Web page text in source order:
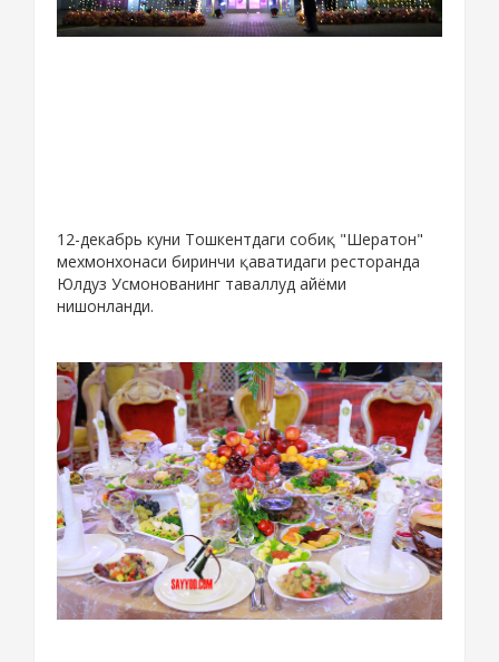
12-декабрь куни Тошкентдаги собиқ "Шератон"
мехмонхонаси биринчи қаватидаги ресторанда
Юлдуз Усмонованинг таваллуд айёми
нишонланди.